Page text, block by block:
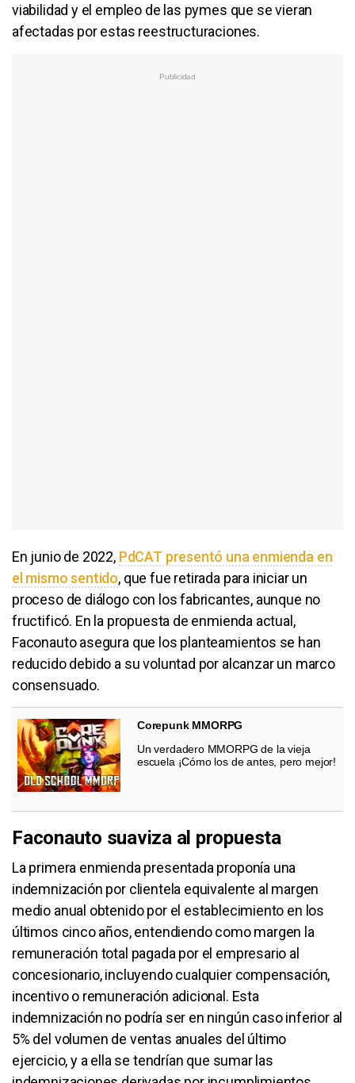
viabilidad y el empleo de las pymes que se vieran
afectadas por estas reestructuraciones.
En junio de 2022, PdCAT presentó una enmienda en
el mismo sentido, que fue retirada para iniciar un
proceso de diálogo con los fabricantes, aunque no
fructificó. En la propuesta de enmienda actual,
Faconauto asegura que los planteamientos se han
reducido debido a su voluntad por alcanzar un marco
consensuado.
Corepunk MMORPG
Un verdadero MMORPG de la vieja
escuela ¡Cómo los de antes, pero mejor!
Faconauto suaviza al propuesta
La primera enmienda presentada proponía una
indemnización por clientela equivalente al margen
medio anual obtenido por el establecimiento en los
últimos cinco años, entendiendo como margen la
remuneración total pagada por el empresario al
concesionario, incluyendo cualquier compensación,
incentivo o remuneración adicional. Esta
indemnización no podría ser en ningún caso inferior al
5% del volumen de ventas anuales del último
ejercicio, y a ella se tendrían que sumar las